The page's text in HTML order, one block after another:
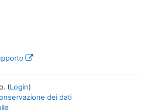
(Login)
dei dati